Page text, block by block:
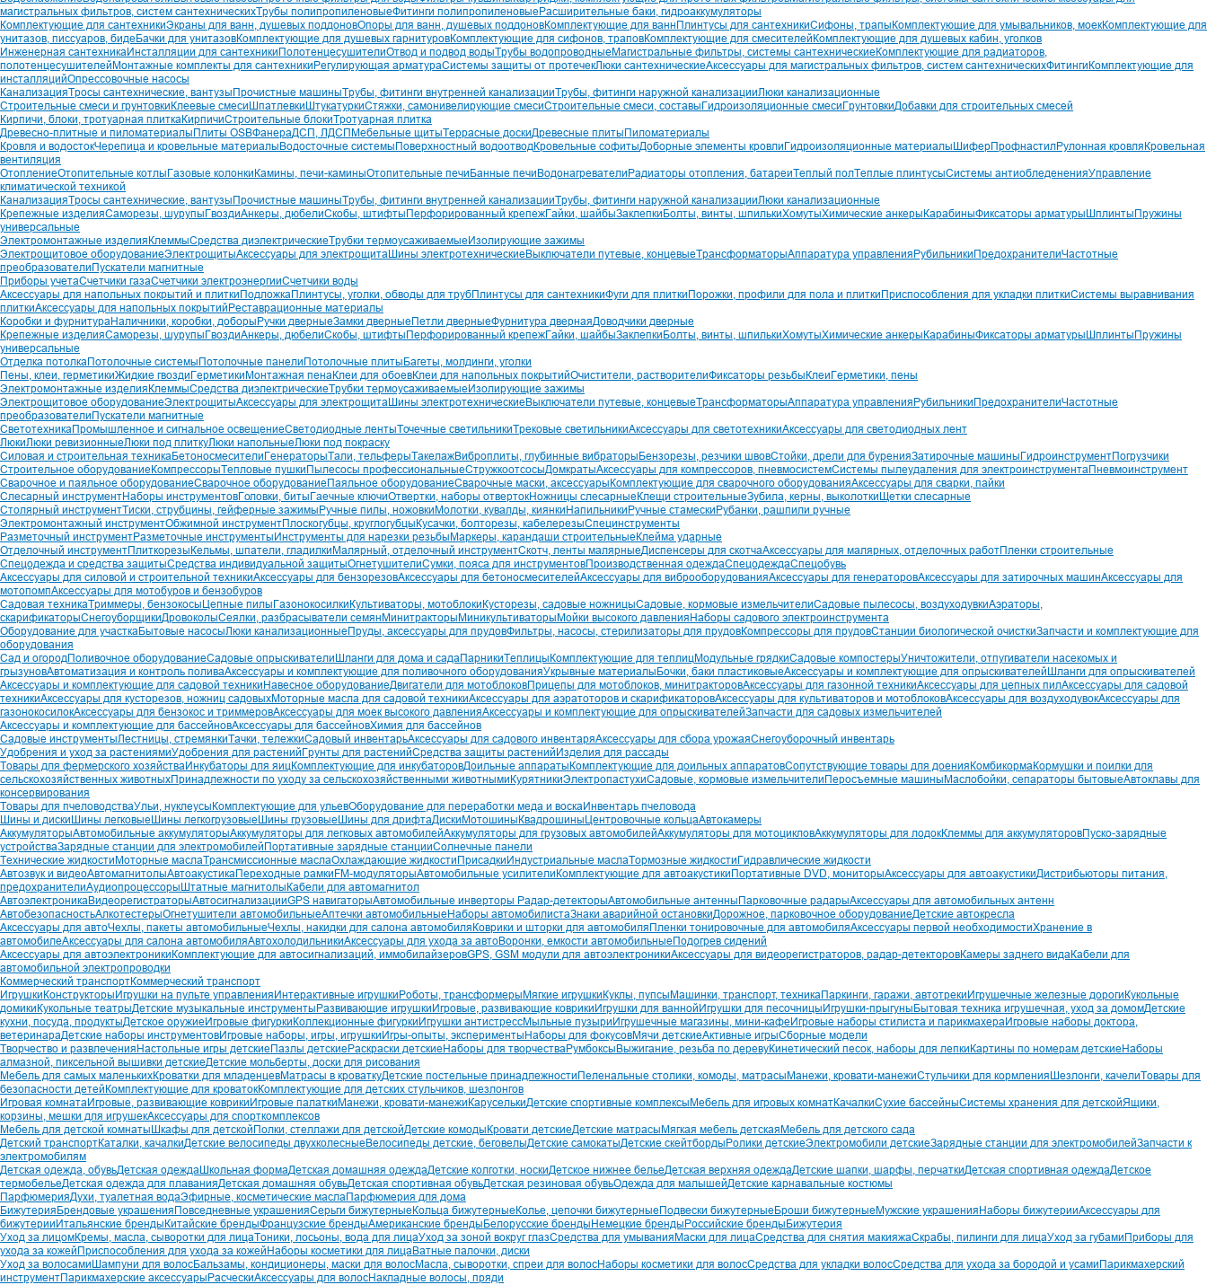
магистральных фильтров, систем сантехническихТрубы полипропиленовыеФитинги полипропиленовыеРасширительные баки, гидроаккумуляторы
Комплектующие для сантехникиЭкраны для ванн, душевых поддоновОпоры для ванн, душевых поддоновКомплектующие для ванн Плинтусы для сантехникиСифоны, трапы Комплектующие для умывальников, моекКомплектующие для
унитазов, писсуаров, бидеБачки для унитазовКомплектующие для душевых гарнитуровКомплектующие для сифонов, траповКомплектующие для смесителей Комплектующие для душевых кабин, уголков
Инженерная сантехника Инсталляции для сантехники ПолотенцесушителиОтвод и подвод водыТрубы водопроводныеМагистральные фильтры, системы сантехническиеКомплектующие для радиаторов,
полотенцесушителей Монтажные комплекты для сантехники Регулирующая арматураСистемы защиты от протечекЛюки сантехническиеАксессуары для магистральных фильтров, систем сантехническихФитинги Комплектующие для
инсталляцийОпрессовочные насосы
КанализацияТросы сантехнические, вантузы Прочистные машиныТрубы, фитинги внутренней канализацииТрубы, фитинги наружной канализацииЛюки канализационные
Строительные смеси и грунтовки Клеевые смеси Шпатлевки ШтукатуркиСтяжки, самонивелирующие смесиСтроительные смеси, составы Гидроизоляционные смеси ГрунтовкиДобавки для строительных смесей
Кирпичи, блоки, тротуарная плитка КирпичиСтроительные блокиТротуарная плитка
Древесно-плитные и пиломатериалы Плиты OSBФанераДСП, ЛДСП Мебельные щитыТеррасные доскиДревесные плиты Пиломатериалы
Кровля и водостокЧерепица и кровельные материалы Водосточные системы Поверхностный водоотводКровельные софитыДоборные элементы кровли Гидроизоляционные материалы ШиферПрофнастилРулонная кровля Кровельная
вентиляция
ОтоплениеОтопительные котлы Газовые колонки Камины, печи-каминыОтопительные печи Банные печи Водонагреватели Радиаторы отопления, батареиТеплый полТеплые плинтусыСистемы антиобледененияУправление
климатической техникой
КанализацияТросы сантехнические, вантузы Прочистные машиныТрубы, фитинги внутренней канализацииТрубы, фитинги наружной канализацииЛюки канализационные
Крепежные изделияСаморезы, шурупы ГвоздиАнкеры, дюбелиСкобы, штифты Перфорированный крепежГайки, шайбыЗаклепки Болты, винты, шпилькиХомутыХимические анкеры КарабиныФиксаторы арматуры Шплинты Пружины
универсальные
Электромонтажные изделия КлеммыСредства диэлектрическиеТрубки термоусаживаемыеИзолирующие зажимы
Электрощитовое оборудованиеЭлектрощитыАксессуары для электрощита Шины электротехническиеВыключатели путевые, концевыеТрансформаторыАппаратура управления Рубильники ПредохранителиЧастотные
преобразователи Пускатели магнитные
Приборы учетаСчетчики газаСчетчики электроэнергииСчетчики воды
Аксессуары для напольных покрытий и плитки Подложка Плинтусы, уголки, обводы для трубПлинтусы для сантехникиФуги для плитки Порожки, профили для пола и плитки Приспособления для укладки плиткиСистемы выравнивания
плиткиАксессуары для напольных покрытий Реставрационные материалы
Коробки и фурнитура Наличники, коробки, доборы Ручки дверныеЗамки дверныеПетли дверныеФурнитура двернаяДоводчики дверные
Крепежные изделияСаморезы, шурупы ГвоздиАнкеры, дюбелиСкобы, штифты Перфорированный крепежГайки, шайбыЗаклепки Болты, винты, шпилькиХомутыХимические анкеры КарабиныФиксаторы арматуры Шплинты Пружины
универсальные
Отделка потолка Потолочные системы Потолочные панели Потолочные плиты Багеты, молдинги, уголки
Пены, клеи, герметикиЖидкие гвозди Герметики Монтажная пена Клеи для обоевКлеи для напольных покрытийОчистители, растворителиФиксаторы резьбы Клеи Герметики, пены
Электромонтажные изделия КлеммыСредства диэлектрическиеТрубки термоусаживаемыеИзолирующие зажимы
Электрощитовое оборудованиеЭлектрощитыАксессуары для электрощита Шины электротехническиеВыключатели путевые, концевыеТрансформаторыАппаратура управления Рубильники ПредохранителиЧастотные
преобразователи Пускатели магнитные
Светотехника Промышленное и сигнальное освещениеСветодиодные лентыТочечные светильникиТрековые светильникиАксессуары для светотехникиАксессуары для светодиодных лент
ЛюкиЛюки ревизионныеЛюки под плиткуЛюки напольныеЛюки под покраску
Силовая и строительная техника Бетоносмесители ГенераторыТали, тельферыТакелажВиброплиты, глубинные вибраторы Бензорезы, резчики швовСтойки, дрели для буренияЗатирочные машины ГидроинструментПогрузчики
Строительное оборудованиеКомпрессорыТепловые пушки Пылесосы профессиональныеСтружкоотсосыДомкратыАксессуары для компрессоров, пневмосистемСистемы пылеудаления для электроинструмента Пневмоинструмент
Сварочное и паяльное оборудованиеСварочное оборудованиеПаяльное оборудованиеСварочные маски, аксессуары Комплектующие для сварочного оборудованияАксессуары для сварки, пайки
Слесарный инструментНаборы инструментовГоловки, биты Гаечные ключиОтвертки, наборы отвертокНожницы слесарныеКлещи строительныеЗубила, керны, выколотки Щетки слесарные
Столярный инструментТиски, струбцины, гейферные зажимы Ручные пилы, ножовки Молотки, кувалды, киянки Напильники Ручные стамески Рубанки, рашпили ручные
Электромонтажный инструментОбжимной инструментПлоскогубцы, круглогубцы Кусачки, болторезы, кабелерезыСпецинструменты
Разметочный инструментРазметочные инструменты Инструменты для нарезки резьбы Маркеры, карандаши строительныеКлейма ударные
Отделочный инструментПлиткорезы Кельмы, шпатели, гладилки Малярный, отделочный инструментСкотч, ленты малярныеДиспенсеры для скотчаАксессуары для малярных, отделочных работПленки строительные
Спецодежда и средства защитыСредства индивидуальной защитыОгнетушителиСумки, пояса для инструментовПроизводственная одеждаСпецодеждаСпецобувь
Аксессуары для силовой и строительной техникиАксессуары для бензорезовАксессуары для бетоносмесителейАксессуары для виброоборудованияАксессуары для генераторовАксессуары для затирочных машинАксессуары для
мотопомпАксессуары для мотобуров и бензобуров
Садовая техникаТриммеры, бензокосы Цепные пилы Газонокосилки Культиваторы, мотоблоки Кусторезы, садовые ножницыСадовые, кормовые измельчителиСадовые пылесосы, воздуходувкиАэраторы,
скарификаторыСнегоуборщикиДровоколыСеялки, разбрасыватели семян Минитракторы Миникультиваторы Мойки высокого давления Наборы садового электроинструмента
Оборудование для участка Бытовые насосыЛюки канализационныеПруды, аксессуары для прудовФильтры, насосы, стерилизаторы для прудовКомпрессоры для прудовСтанции биологической очисткиЗапчасти и комплектующие для
оборудования
Сад и огородПоливочное оборудованиеСадовые опрыскиватели Шланги для дома и сада ПарникиТеплицы Комплектующие для теплицМодульные грядкиСадовые компостерыУничтожители, отпугиватели насекомых и
грызуновАвтоматизация и контроль поливаАксессуары и комплектующие для поливочного оборудованияУкрывные материалы Бочки, баки пластиковыеАксессуары и комплектующие для опрыскивателей Шланги для опрыскивателей
Аксессуары и комплектующие для садовой техники Навесное оборудованиеДвигатели для мотоблоковПрицепы для мотоблоков, минитракторовАксессуары для газонной техникиАксессуары для цепных пилАксессуары для садовой
техникиАксессуары для кусторезов, ножниц садовыхМоторные масла для садовой техникиАксессуары для аэратоторов и скарификаторовАксессуары для культиваторов и мотоблоковАксессуары для воздуходувокАксессуары для
газонокосилокАксессуары для бензокос и триммеровАксессуары для моек высокого давленияАксессуары и комплектующие для опрыскивателейЗапчасти для садовых измельчителей
Аксессуары и комплектующие для бассейновАксессуары для бассейновХимия для бассейнов
Садовые инструментыЛестницы, стремянкиТачки, тележкиСадовый инвентарьАксессуары для садового инвентаряАксессуары для сбора урожаяСнегоуборочный инвентарь
Удобрения и уход за растениямиУдобрения для растений Грунты для растенийСредства защиты растений Изделия для рассады
Товары для фермерского хозяйства Инкубаторы для яицКомплектующие для инкубаторовДоильные аппараты Комплектующие для доильных аппаратовСопутствующие товары для доения Комбикорма Кормушки и поилки для
сельскохозяйственных животныхПринадлежности по уходу за сельскохозяйственными животными КурятникиЭлектропастухиСадовые, кормовые измельчители Перосъемные машины Маслобойки, сепараторы бытовыеАвтоклавы для
консервирования
Товары для пчеловодстваУльи, нуклеусы Комплектующие для ульевОборудование для переработки меда и воска Инвентарь пчеловода
Шины и диски Шины легковыеШины легкогрузовыеШины грузовыеШины для дрифтаДиски Мотошины Квадрошины Центровочные кольцаАвтокамеры
АккумуляторыАвтомобильные аккумуляторыАккумуляторы для легковых автомобилейАккумуляторы для грузовых автомобилейАккумуляторы для мотоцикловАккумуляторы для лодокКлеммы для аккумуляторовПуско-зарядные
устройстваЗарядные станции для электромобилей Портативные зарядные станцииСолнечные панели
Технические жидкости Моторные маслаТрансмиссионные маслаОхлаждающие жидкости Присадки Индустриальные маслаТормозные жидкости Гидравлические жидкости
Автозвук и видеоАвтомагнитолыАвтоакустика Переходные рамки FM-модуляторыАвтомобильные усилители Комплектующие для автоакустики Портативные DVD, мониторыАксессуары для автоакустикиДистрибьюторы питания,
предохранителиАудиопроцессоры Штатные магнитолы Кабели для автомагнитол
Автоэлектроника ВидеорегистраторыАвтосигнализацииGPS навигаторыАвтомобильные инверторы Радар-детекторыАвтомобильные антенны Парковочные радарыАксессуары для автомобильных антенн
АвтобезопасностьАлкотестерыОгнетушители автомобильныеАптечки автомобильныеНаборы автомобилистаЗнаки аварийной остановкиДорожное, парковочное оборудованиеДетские автокресла
Аксессуары для автоЧехлы, пакеты автомобильныеЧехлы, накидки для салона автомобиля Коврики и шторки для автомобиля Пленки тонировочные для автомобиляАксессуары первой необходимостиХранение в
автомобилеАксессуары для салона автомобиляАвтохолодильникиАксессуары для ухода за автоВоронки, емкости автомобильныеПодогрев сидений
Аксессуары для автоэлектроники Комплектующие для автосигнализаций, иммобилайзеровGPS, GSM модули для автоэлектроникиАксессуары для видеорегистраторов, радар-детекторовКамеры заднего вида Кабели для
автомобильной электропроводки
Коммерческий транспортКоммерческий транспорт
Игрушки Конструкторы Игрушки на пульте управления Интерактивные игрушки Роботы, трансформеры Мягкие игрушки Куклы, пупсы Машинки, транспорт, техника Паркинги, гаражи, автотреки Игрушечные железные дороги Кукольные
домики Кукольные театрыДетские музыкальные инструменты Развивающие игрушки Игровые, развивающие коврики Игрушки для ванной Игрушки для песочницы Игрушки-прыгуны Бытовая техника игрушечная, уход за домомДетские
кухни, посуда, продуктыДетское оружиеИгровые фигурки Коллекционные фигурки Игрушки антистрессМыльные пузыри Игрушечные магазины, мини-кафеИгровые наборы стилиста и парикмахера Игровые наборы доктора,
ветеринараДетские наборы инструментовИгровые наборы, игры, игрушки Игры-опыты, эксперименты Наборы для фокусовМячи детскиеАктивные игрыСборные модели
Творчество и развлечения Настольные игры детскиеПазлы детскиеРаскраски детскиеНаборы для творчества Румбоксы Выжигание, резьба по деревуКинетический песок, наборы для лепки Картины по номерам детскиеНаборы
алмазной, пиксельной вышивки детскиеДетские мольберты, доски для рисования
Мебель для самых маленькихКроватки для младенцевМатрасы в кроваткуДетские постельные принадлежности Пеленальные столики, комоды, матрасы Манежи, кровати-манежиСтульчики для кормления Шезлонги, качелиТовары для
безопасности детей Комплектующие для кроватокКомплектующие для детских стульчиков, шезлонгов
Игровая комната Игровые, развивающие коврики Игровые палатки Манежи, кровати-манежи КаруселькиДетские спортивные комплексы Мебель для игровых комнатКачалкиСухие бассейныСистемы хранения для детскойЯщики,
корзины, мешки для игрушекАксессуары для спорткомплексов
Мебель для детской комнаты Шкафы для детской Полки, стеллажи для детскойДетские комоды Кровати детскиеДетские матрасы Мягкая мебель детская Мебель для детского сада
Детский транспортКаталки, качалкиДетские велосипеды двухколесныеВелосипеды детские, беговелыДетские самокатыДетские скейтборды Ролики детскиеЭлектромобили детскиеЗарядные станции для электромобилейЗапчасти к
электромобилям
Детская одежда, обувьДетская одежда Школьная формаДетская домашняя одеждаДетские колготки, носкиДетское нижнее бельеДетская верхняя одеждаДетские шапки, шарфы, перчаткиДетская спортивная одеждаДетское
термобельеДетская одежда для плаванияДетская домашняя обувьДетская спортивная обувьДетская резиновая обувьОдежда для малышейДетские карнавальные костюмы
ПарфюмерияДухи, туалетная водаЭфирные, косметические масла Парфюмерия для дома
Бижутерия Брендовые украшения Повседневные украшенияСерьги бижутерныеКольца бижутерныеКолье, цепочки бижутерныеПодвески бижутерныеБроши бижутерныеМужские украшения Наборы бижутерииАксессуары для
бижутерии Итальянские бренды Китайские брендыФранцузские брендыАмериканские бренды Белорусские бренды Немецкие бренды Российские бренды Бижутерия
Уход за лицомКремы, масла, сыворотки для лицаТоники, лосьоны, вода для лицаУход за зоной вокруг глазСредства для умывания Маски для лицаСредства для снятия макияжаСкрабы, пилинги для лицаУход за губами Приборы для
ухода за кожей Приспособления для ухода за кожей Наборы косметики для лица Ватные палочки, диски
Уход за волосами Шампуни для волосБальзамы, кондиционеры, маски для волосМасла, сыворотки, спреи для волосНаборы косметики для волосСредства для укладки волосСредства для ухода за бородой и усами Парикмахерский
инструментПарикмахерские аксессуары РасческиАксессуары для волосНакладные волосы, пряди